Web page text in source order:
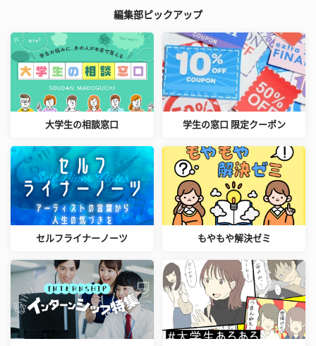
編集部ピックアップ
大学生の相談窓口 学生の窓口 限定クーポン
セルフライナーノーツ もやもや解決ゼミ